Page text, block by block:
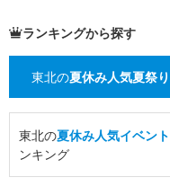
ランキングから探す
東北の夏休み人気夏祭り
東北の夏休み人気イベント
ンキング